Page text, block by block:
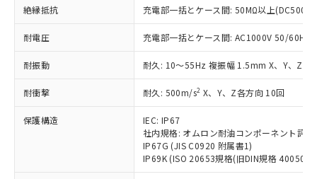
絶縁抵抗 充電部一括とケース間: 50MΩ以上(DC500V
耐電圧 充電部一括とケース間: AC1000V 50/60Hz
耐振動 耐久: 10～55Hz 複振幅 1.5mm X、Y、Z各
耐衝撃 耐久: 500m/s2 X、Y、Z各方向 10回
保護構造
IEC: IP67
社内規格: オムロン耐油コンポーネント評
IP67G (JIS C0920 附属書1)
IP69K (ISO 20653規格(旧DIN規格 40050
在庫状況および標準価格照会結果は、
記載している更新日時点での社内デー
タに基づき作成されるものであり、閲
覧された時点での実際の在庫および標
準価格とは異なる場合があることをご
正式な納期状況および標準価格はお客
様のお取引先、またはお客様担当のオ
ムロン制御機器販売店・当社販売員に
ご相談ください。
オムロン制御機器販売店や当社販売拠
販売ネットワーク
」をご確認
むを得ず変更することがあります。
*EU RoHS指令（10物質）：
鉛(Pb) 1000ppm以下、 水銀(Hg) 1000ppm以下、 カド
ミウム(Cd) 100ppm以下、
六価クロム(Cr(Ⅵ)) 1000ppm以下、ポリ臭化ビフェニル
(PBDE) 1000ppm以下、フタル酸ビス(2-エチルヘキシ
ル) (DEHP)(別名：DOP) 1000ppm以下、フタル酸ブチ
ルベンジル（BBP） 1000ppm以下、フタル酸ジブチル
（DBP） 1000ppm以下、フタル酸ジイソブチル
但し、RoHS指令で産業用監視および制御機器に対する
フタル酸エステル類の４物質については閾値を超える意
図的な使用がないことを確認しています。
い合わせください。
Cr(Ⅵ)(六価クロム) : 1000ppm、 PBBs(ポリ臭化ビフェ
ニル類) : 1000ppm、 PBDEs(ポリ臭化ジフェニルエーテ
DBP(フタル酸ジブチル) : 1000ppm、 DIBP(フタル酸ジ
イソブチル) : 1000ppm、 BBP(フタル酸ブチルベンジ
DEHP(フタル酸ビス(2-エチルヘキシル)) : 1000ppm
為替および外国貿易法に定める商品
（以下｢規制貨物等」という）を輸出
または国外への提供する場合は、日本
国政府の輸出許可(または役務取引許
可)を取得するなどの必要な手続きを
当社は規制貨物を破棄する場合は、完
全に破砕するなど、違法に輸出されな
いよう必要な手段を講じます。
当社は貴社製品を、核兵器、ミサイ
ル、化学兵器、生物兵器またはその他
武器並びにこれらの製造装置等に一切
一定数以上の在庫あり
一定数には満たないが在庫あり
在庫なし(最新の在庫状況につ
いては、お客様のお取引先、ま